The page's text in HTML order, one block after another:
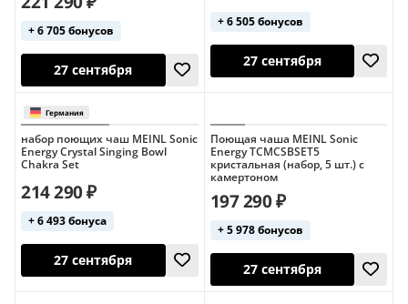
22 октября
27 сентября
+ 6 705 бонусов
+ 6 505 бонусов
набор поющих чаш MEINL Sonic
Energy Crystal Singing Bowl
Chakra Set
214 290 ₽
+ 6 493 бонуса
Поющая чаша MEINL Sonic
Energy TCMCSBSET5
кристальная (набор, 5 шт.) с
камертоном
197 290 ₽
+ 5 978 бонусов